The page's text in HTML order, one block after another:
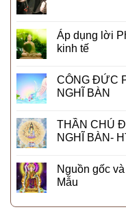
Áp dụng lời
kinh tế
CÔNG ĐỨC
NGHĨ BÀN
THẦN CHÚ
NGHĨ BÀN-
Nguồn gốc
Mẫu